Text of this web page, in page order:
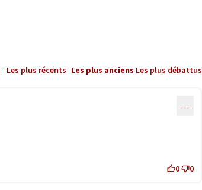
Les plus récents Les plus anciens Les plus débattus
…
0 0